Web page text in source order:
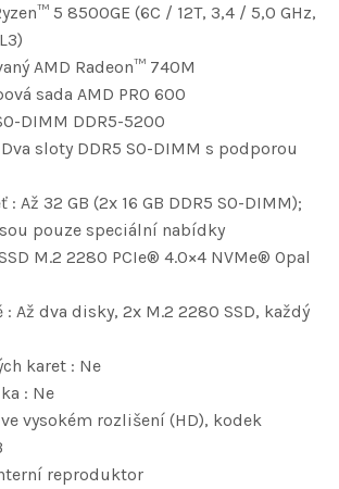
5 8500GE (6C / 12T, 3,4 / 5,0 GHz,
AMD Radeon™ 740M
sada AMD PRO 600
DIMM DDR5-5200
sloty DDR5 SO-DIMM s podporou
Až 32 GB (2x 16 GB DDR5 SO-DIMM);
pouze speciální nabídky
M.2 2280 PCIe® 4.0×4 NVMe® Opal
Až dva disky, 2x M.2 2280 SSD, každý
karet : Ne
: Ne
vysokém rozlišení (HD), kodek
reproduktor